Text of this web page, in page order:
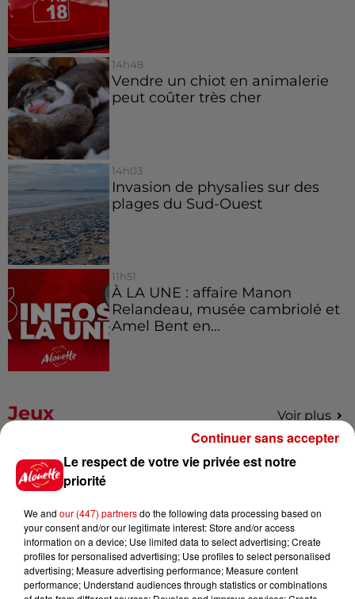
14h48
Vendre un chiot en animalerie
peut coûter très cher
14h03
Invasion de physalies sur des
plages du Sud-Ouest
11h51
À LA UNE : affaire Manon
Relandeau, musée cambriolé et
Amel Bent en...
Jeux Voir plus
Gagnez vos places pour le
Festival du Roi Arthur 2026 !
Gagnez vos entrées pour le
Musée du Sport Automobile au
Le respect de votre vie privée est notre
priorité
We and our (447) partnersdo the following data processing based on
your consent and/or our legitimate interest: Store and/or access
information on a device; Use limited data to select advertising; Create
profiles for personalised advertising; Use profiles to select personalised
advertising; Measure advertising performance; Measure content
performance; Understand audiences through statistics or combinations
Continuer sans accepter